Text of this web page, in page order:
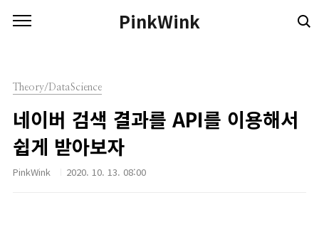
PinkWink
Theory/DataScience
네이버 검색 결과를 API를 이용해서
쉽게 받아보자
PinkWink 2020. 10. 13. 08:00